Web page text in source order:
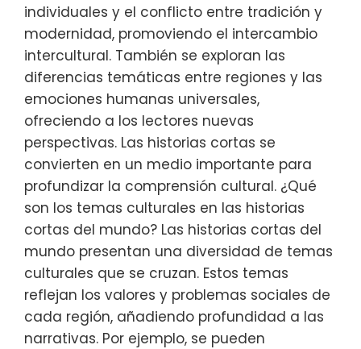
individuales y el conflicto entre tradición y
modernidad, promoviendo el intercambio
intercultural. También se exploran las
diferencias temáticas entre regiones y las
emociones humanas universales,
ofreciendo a los lectores nuevas
perspectivas. Las historias cortas se
convierten en un medio importante para
profundizar la comprensión cultural. ¿Qué
son los temas culturales en las historias
cortas del mundo? Las historias cortas del
mundo presentan una diversidad de temas
culturales que se cruzan. Estos temas
reflejan los valores y problemas sociales de
cada región, añadiendo profundidad a las
narrativas. Por ejemplo, se pueden